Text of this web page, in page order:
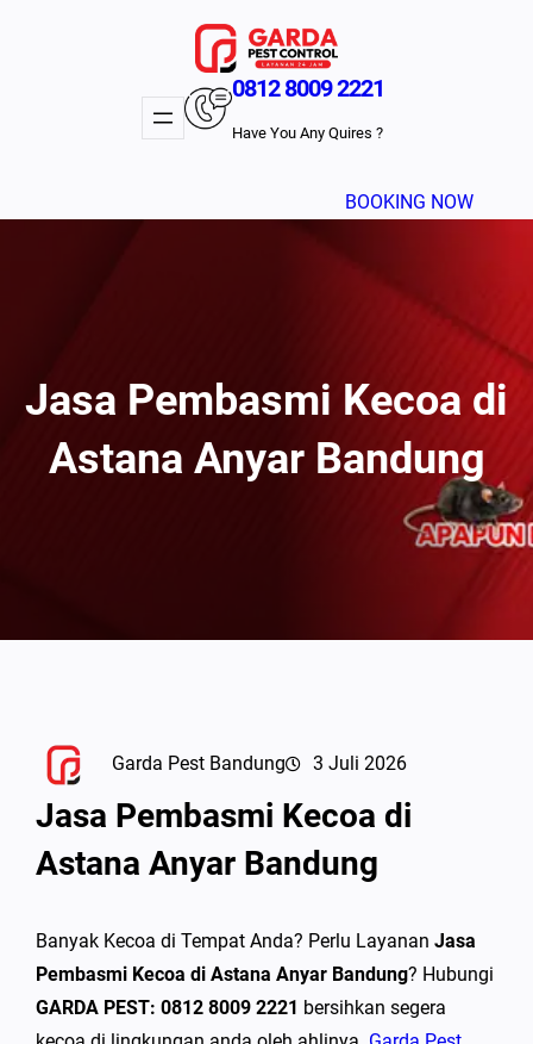
0812 8009 2221
Have You Any Quires ?
BOOKING NOW
Jasa Pembasmi Kecoa di
Astana Anyar Bandung
Garda Pest Bandung 3 Juli 2026
Jasa Pembasmi Kecoa di
Astana Anyar Bandung
Banyak Kecoa di Tempat Anda? Perlu Layanan Jasa
Pembasmi Kecoa di Astana Anyar Bandung? Hubungi
GARDA PEST: 0812 8009 2221 bersihkan segera